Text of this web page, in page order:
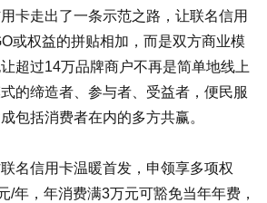
卡走出了一条示范之路，让联名信用
或权益的拼贴相加，而是双方商业模
超过14万品牌商户不再是简单地线上
的缔造者、参与者、受益者，便民服
包括消费者在内的多方共赢。
名信用卡温暖首发，申领享多项权
/年，年消费满3万元可豁免当年年费，